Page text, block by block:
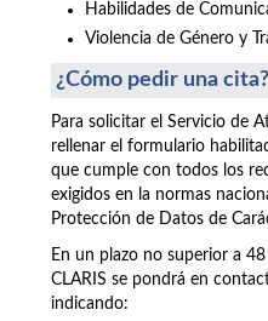
Habilidades de
Violencia de Género y
¿Cómo pedir una cita?
Para solicitar el Servicio de
rellenar el formulario
que cumple con todos los
exigidos en la normas
Protección de Datos de
En un plazo no superior a
CLARIS se pondrá en
indicando: